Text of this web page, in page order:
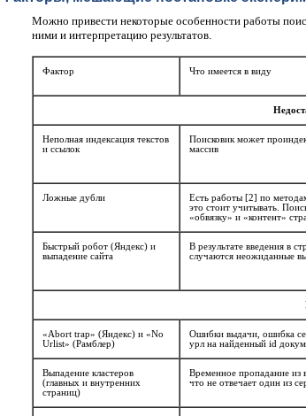
Можно привести некоторые особенности работы
ними и интерпретацию результатов.
Фактор Что имеется в виду
Неполная индексация текстов
и ссылок
Поисковик может
массив
Ложные дубли
Есть работы [2] по
это стоит учитывать.
«обвязку» и «контент»
Быстрый робот (Яндекс) и
выпадение сайта
В результате введения в
случаются неожиданные
«Abort trap» (Яндекс) и «No
Urlist» (Рамблер)
Ошибки выдачи, ошибка
урл на найденный id
Выпадение кластеров
(главных и внутренних
страниц)
Временное пропадание из
что не отвечает один из